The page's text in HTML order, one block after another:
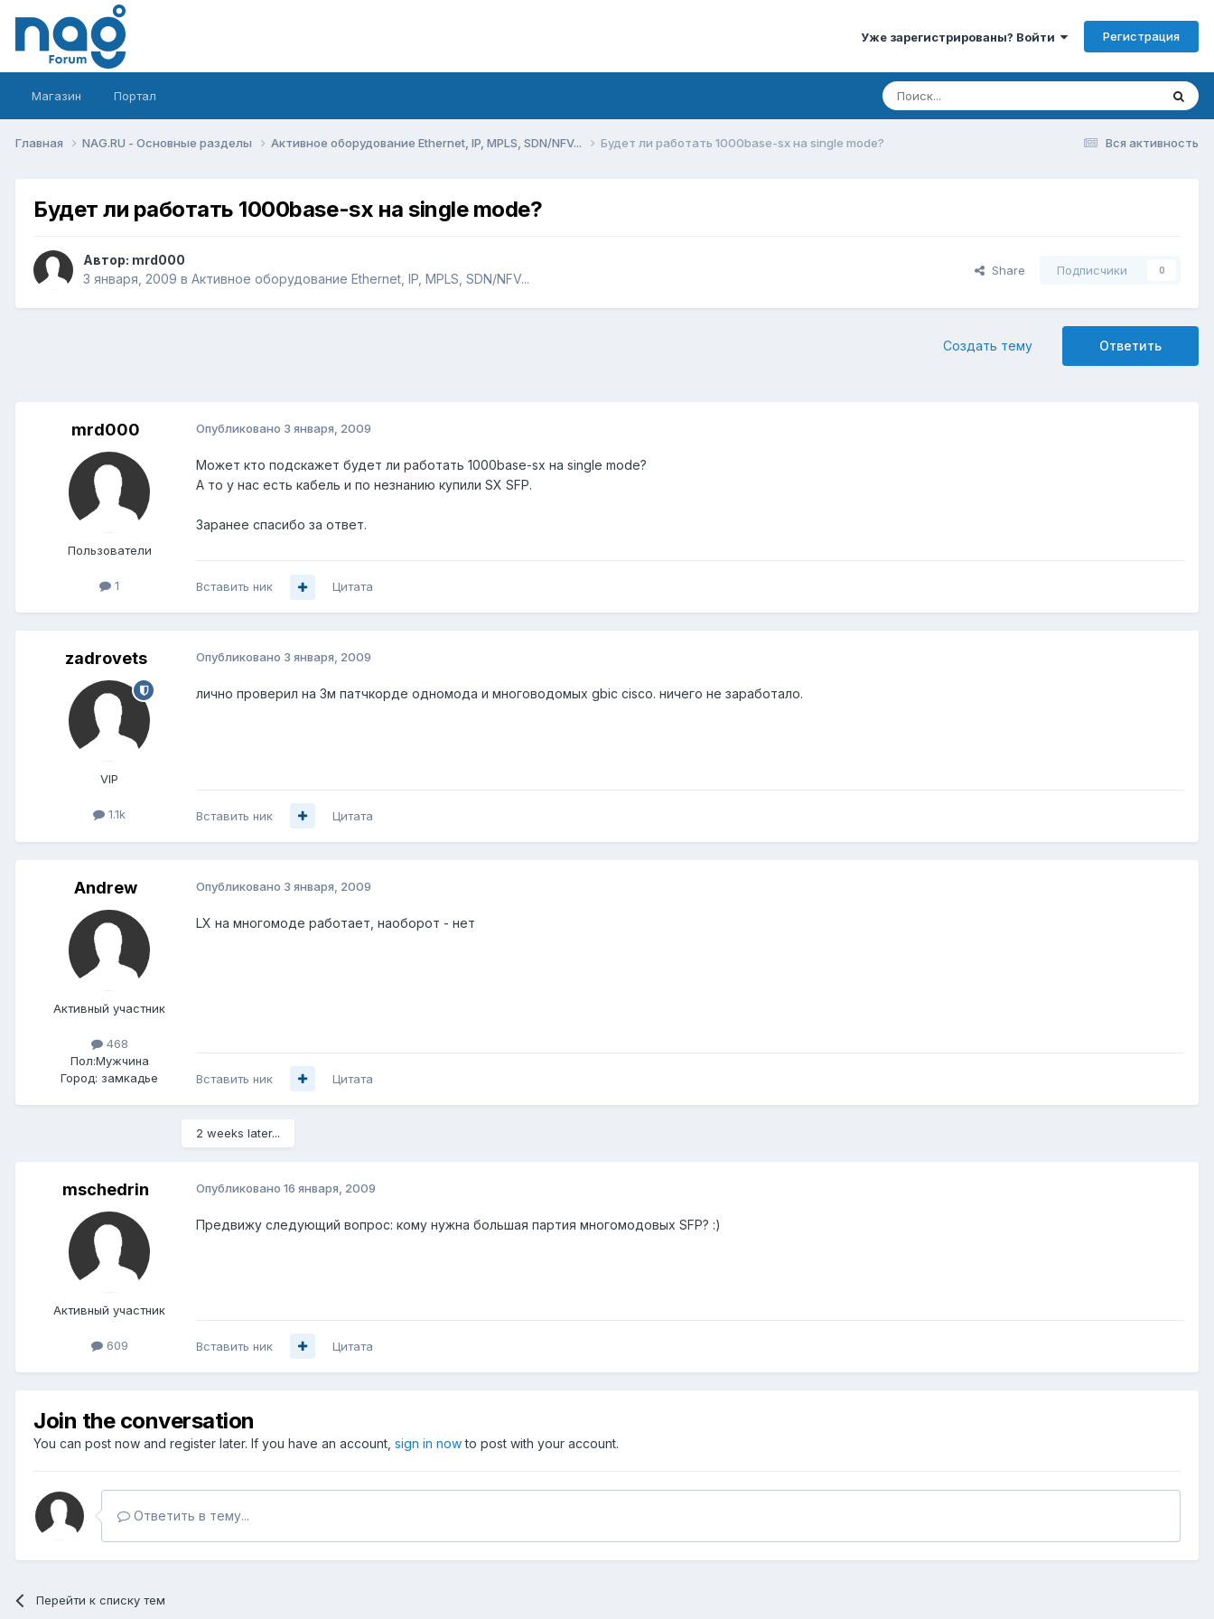
Уже зарегистрированы? Войти Регистрация
Магазин Портал
Вся активность
Главная NAG.RU - Основные разделы Активное оборудование Ethernet, IP, MPLS, SDN/NFV... Будет ли работать 1000base-sx на single mode?
Будет ли работать 1000base-sx на single mode?
Автор: mrd000
3 января, 2009 в Активное оборудование Ethernet, IP, MPLS, SDN/NFV...
Share Подписчики 0
Ответить
Создать тему
mrd000
Пользователи
1
Опубликовано 3 января, 2009
Может кто подскажет будет ли работать 1000base-sx на single mode?
А то у нас есть кабель и по незнанию купили SX SFP.
Заранее спасибо за ответ.
Вставить ник Цитата
zadrovets
VIP
1.1k
Опубликовано 3 января, 2009
лично проверил на 3м патчкорде одномода и многоводомых gbic cisco. ничего не заработало.
Вставить ник Цитата
Andrеw
Активный участник
468
Пол:Мужчина
Город: замкадье
Опубликовано 3 января, 2009
LX на многомоде работает, наоборот - нет
Вставить ник Цитата
2 weeks later...
mschedrin
Активный участник
609
Опубликовано 16 января, 2009
Предвижу следующий вопрос: кому нужна большая партия многомодовых SFP? :)
Вставить ник Цитата
Join the conversation
You can post now and register later. If you have an account, sign in nowto post with your account.
Ответить в тему...
Перейти к списку тем